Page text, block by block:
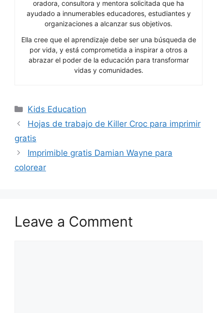
oradora, consultora y mentora solicitada que ha
ayudado a innumerables educadores, estudiantes y
organizaciones a alcanzar sus objetivos.
Ella cree que el aprendizaje debe ser una búsqueda de
por vida, y está comprometida a inspirar a otros a
abrazar el poder de la educación para transformar
vidas y comunidades.
Categories
Kids Education
Hojas de trabajo de Killer Croc para imprimir
gratis
Imprimible gratis Damian Wayne para
colorear
Leave a Comment